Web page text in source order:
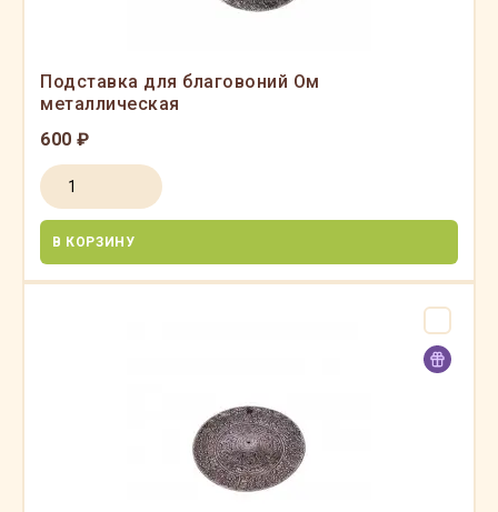
Подставка для благовоний Ом
металлическая
600 ₽
В КОРЗИНУ